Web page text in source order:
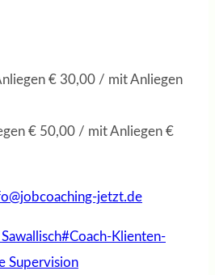
€ 30,00 / mit Anliegen
€ 50,00 / mit Anliegen €
jetzt.de
#Coach-Klienten-
Supervision